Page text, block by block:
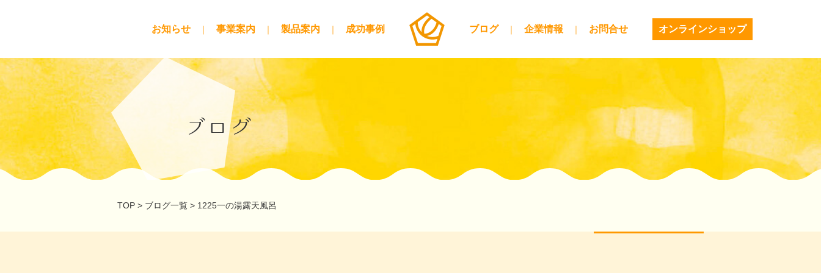
お知らせ 事業案内 製品案内 成功事例 ブログ 企業情報 お問合せ オンラインショップ
ブログ
TOP > ブログ一覧 > 1225一の湯露天風呂